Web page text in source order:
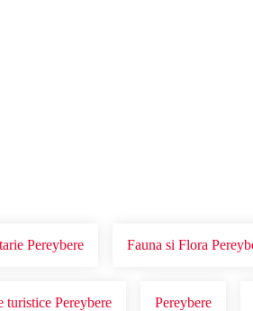
Pereybere Fauna si Flora
turistice Pereybere Pereybere